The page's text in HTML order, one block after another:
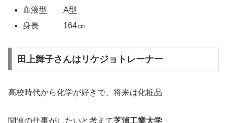
血液型 A型
身長 164㎝
田上舞子さんはリケジョトレーナー
高校時代から化学が好きで、将来は化粧品
関連の仕事がしたいと考えて芝浦工業大学